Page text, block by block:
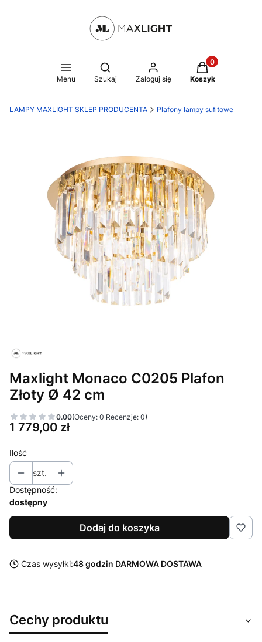
Menu
Otwórz wyszukiwarkę
Szukaj Zaloguj się
Produkty w
Koszyk
LAMPY MAXLIGHT SKLEP PRODUCENTA Plafony lampy sufitowe
Maxlight Monaco C0205 Plafon
Złoty Ø 42 cm
0.00(Oceny: 0 Recenzje: 0)
Cena
1 779,00 zł
Ilość
szt.
Dostępność:
dostępny
Dodaj do koszyka
Czas wysyłki:48 godzin DARMOWA DOSTAWA
Cechy produktu